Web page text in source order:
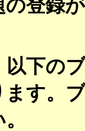
登録
下の
す。